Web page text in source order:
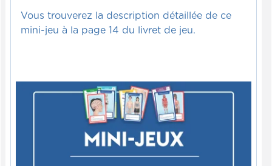
Vous trouverez la description détaillée de ce
mini-jeu à la page 14 du livret de jeu.